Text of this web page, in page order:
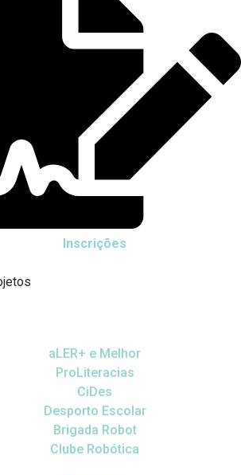
Inscrições
aLER+ e Melhor
ProLiteracias
CiDes
Desporto Escolar
Brigada Robot
Clube Robótica